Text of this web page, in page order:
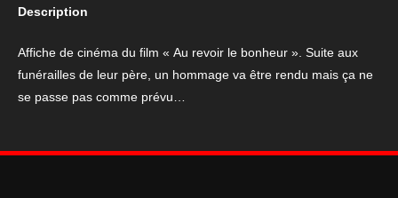
"Au
le
bonheur"
120*160cm
Description
Affiche de cinéma du film « Au revoir le bonheur ». Suite aux
funérailles de leur père, un hommage va être rendu mais ça ne
se passe pas comme prévu…